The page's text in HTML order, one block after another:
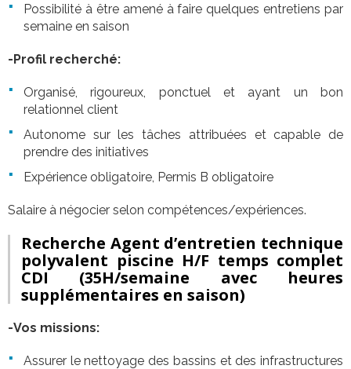
Possibilité à être amené à faire quelques entretiens par
semaine en saison
-Profil recherché:
Organisé, rigoureux, ponctuel et ayant un bon
relationnel client
Autonome sur les tâches attribuées et capable de
prendre des initiatives
Expérience obligatoire, Permis B obligatoire
Salaire à négocier selon compétences/expériences.
Recherche Agent d’entretien technique
polyvalent piscine H/F temps complet
CDI (35H/semaine avec heures
supplémentaires en saison)
-Vos missions:
Assurer le nettoyage des bassins et des infrastructures